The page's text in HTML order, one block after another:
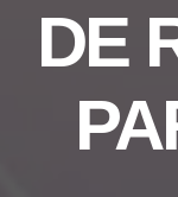
DE